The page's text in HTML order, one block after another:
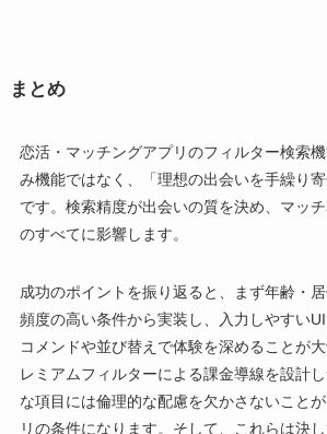
まとめ
恋活・マッチングアプリのフィルター検索
み機能ではなく、「理想の出会いを手繰り寄
です。検索精度が出会いの質を決め、マッ
のすべてに影響します。
成功のポイントを振り返ると、まず年齢・
頻度の高い条件から実装し、入力しやすい
コメンドや並び替えで体験を深めることが
レミアムフィルターによる課金導線を設計
な項目には倫理的な配慮を欠かさないこと
リの条件になります。そして、これらは決